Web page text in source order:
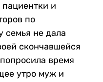
и
по
семья не дала
скончавшейся
время
утро муж и